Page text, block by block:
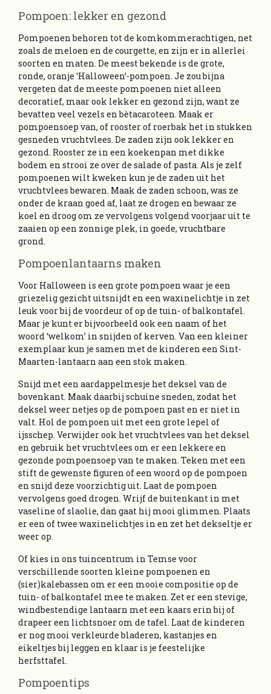
Pompoen: lekker en gezond
Pompoenen behoren tot de komkommerachtigen, net
zoals de meloen en de courgette, en zijn er in allerlei
soorten en maten. De meest bekende is de grote,
ronde, oranje ‘Halloween’-pompoen. Je zou bijna
vergeten dat de meeste pompoenen niet alleen
decoratief, maar ook lekker en gezond zijn, want ze
bevatten veel vezels en bètacaroteen. Maak er
pompoensoep van, of rooster of roerbak het in stukken
gesneden vruchtvlees. De zaden zijn ook lekker en
gezond. Rooster ze in een koekenpan met dikke
bodem en strooi ze over de salade of pasta. Als je zelf
pompoenen wilt kweken kun je de zaden uit het
vruchtvlees bewaren. Maak de zaden schoon, was ze
onder de kraan goed af, laat ze drogen en bewaar ze
koel en droog om ze vervolgens volgend voorjaar uit te
zaaien op een zonnige plek, in goede, vruchtbare
grond.
Pompoenlantaarns maken
Voor Halloween is een grote pompoen waar je een
griezelig gezicht uitsnijdt en een waxinelichtje in zet
leuk voor bij de voordeur of op de tuin- of balkontafel.
Maar je kunt er bijvoorbeeld ook een naam of het
woord ‘welkom’ in snijden of kerven. Van een kleiner
exemplaar kun je samen met de kinderen een Sint-
Maarten-lantaarn aan een stok maken.
Snijd met een aardappelmesje het deksel van de
bovenkant. Maak daarbij schuine sneden, zodat het
deksel weer netjes op de pompoen past en er niet in
valt. Hol de pompoen uit met een grote lepel of
ijsschep. Verwijder ook het vruchtvlees van het deksel
en gebruik het vruchtvlees om er een lekkere en
gezonde pompoensoep van te maken. Teken met een
stift de gewenste figuren of een woord op de pompoen
en snijd deze voorzichtig uit. Laat de pompoen
vervolgens goed drogen. Wrijf de buitenkant in met
vaseline of slaolie, dan gaat hij mooi glimmen. Plaats
er een of twee waxinelichtjes in en zet het dekseltje er
weer op.
Of kies in ons tuincentrum in Temse voor
verschillende soorten kleine pompoenen en
(sier)kalebassen om er een mooie compositie op de
tuin- of balkontafel mee te maken. Zet er een stevige,
windbestendige lantaarn met een kaars erin bij of
drapeer een lichtsnoer om de tafel. Laat de kinderen
er nog mooi verkleurde bladeren, kastanjes en
eikeltjes bij leggen en klaar is je feestelijke
herfsttafel.
Pompoentips